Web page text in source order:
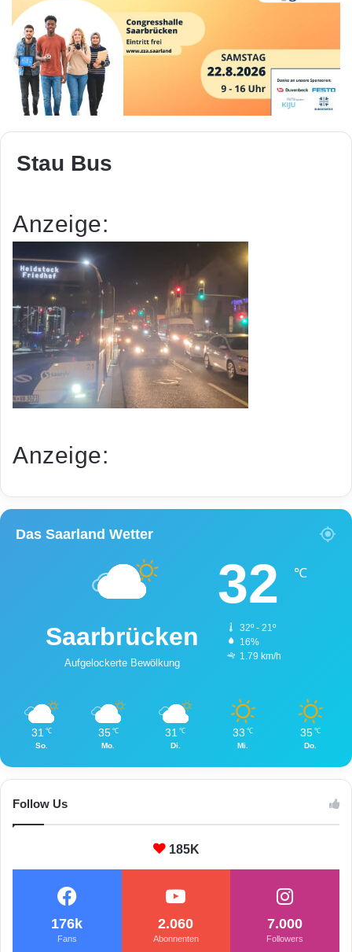
Stau Bus
Anzeige:
Anzeige:
Das Saarland Wetter
Saarbrücken
Aufgelockerte Bewölkung
32 ℃
32º - 21º
16%
1.79 km/h
31 ℃
So.
35 ℃
Mo.
31 ℃
Di.
33 ℃
Mi.
35 ℃
Do.
Follow Us
185K
176k
Fans
2.060
Abonnenten
7.000
Followers